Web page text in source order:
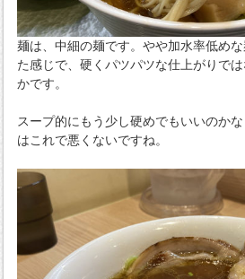
麺は、中細の麺です。やや加水率低め
た感じで、硬くパツパツな仕上がりで
かです。
スープ的にもう少し硬めでもいいのか
はこれで悪くないですね。